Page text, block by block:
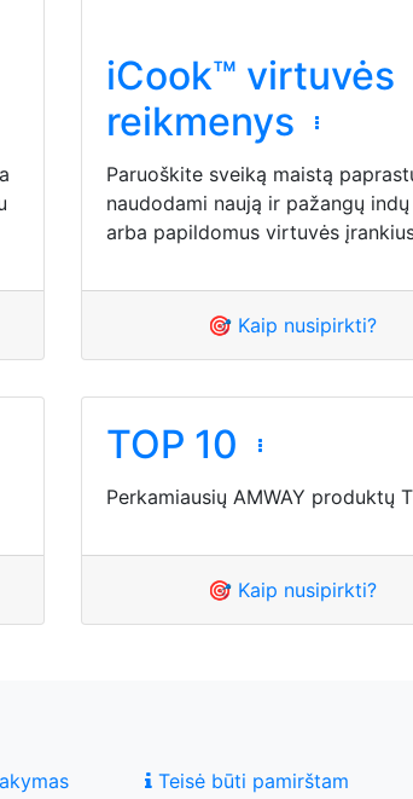
iCook™ virtuvės
reikmenys
Paruoškite sveiką maistą
naudodami naują ir pažangų
arba papildomus virtuvės
🎯 Kaip nusipirkti?
TOP 10
Perkamiausių AMWAY produktų
🎯 Kaip nusipirkti?
Teisė būti pamirštam